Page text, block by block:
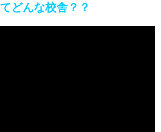
どんな校舎？？